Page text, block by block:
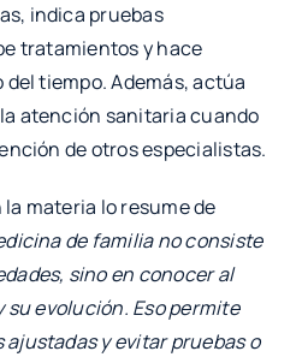
indica pruebas
tratamientos y hace
tiempo. Además, actúa
atención sanitaria cuando
de otros especialistas.
materia lo resume de
de familia no consiste
sino en conocer al
evolución. Eso permite
y evitar pruebas o